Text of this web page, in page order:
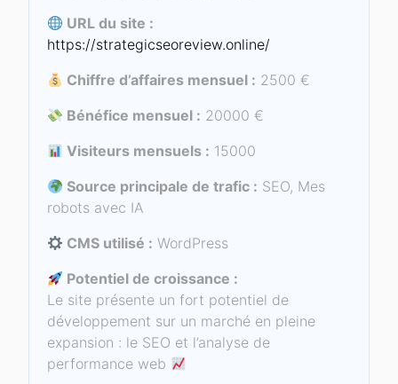
URL du site :
https://strategicseoreview.online/
Chiffre d’affaires mensuel : 2500 €
Bénéfice mensuel : 20000 €
Visiteurs mensuels : 15000
Source principale de trafic : SEO, Mes
robots avec IA
CMS utilisé : WordPress
Potentiel de croissance :
Le site présente un fort potentiel de
développement sur un marché en pleine
expansion : le SEO et l’analyse de
performance web